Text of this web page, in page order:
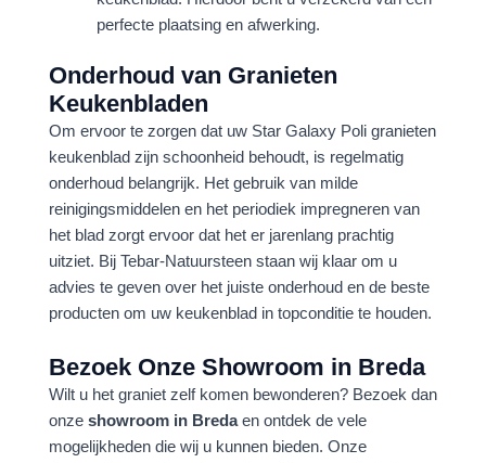
perfecte plaatsing en afwerking.
Onderhoud van Granieten
Keukenbladen
Om ervoor te zorgen dat uw Star Galaxy Poli granieten
keukenblad zijn schoonheid behoudt, is regelmatig
onderhoud belangrijk. Het gebruik van milde
reinigingsmiddelen en het periodiek impregneren van
het blad zorgt ervoor dat het er jarenlang prachtig
uitziet. Bij Tebar-Natuursteen staan wij klaar om u
advies te geven over het juiste onderhoud en de beste
producten om uw keukenblad in topconditie te houden.
Bezoek Onze Showroom in Breda
Wilt u het graniet zelf komen bewonderen? Bezoek dan
onze showroom in Bredaen ontdek de vele
mogelijkheden die wij u kunnen bieden. Onze